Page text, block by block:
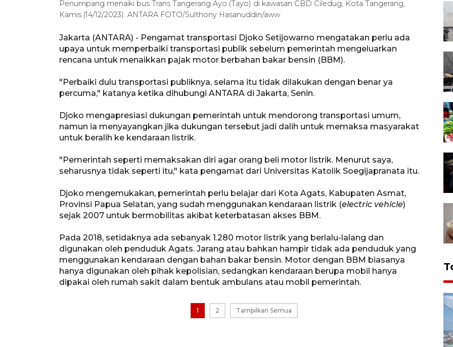
Penumpang menaiki bus Trans Tangerang Ayo (Tayo) di kawasan CBD Ciledug, Kota Tangerang,
Kamis (14/12/2023). ANTARA FOTO/Sulthony Hasanuddin/aww
Jakarta (ANTARA) - Pengamat transportasi Djoko Setijowarno mengatakan perlu ada
upaya untuk memperbaiki transportasi publik sebelum pemerintah mengeluarkan
rencana untuk menaikkan pajak motor berbahan bakar bensin (BBM).
"Perbaiki dulu transportasi publiknya, selama itu tidak dilakukan dengan benar ya
percuma," katanya ketika dihubungi ANTARA di Jakarta, Senin.
Djoko mengapresiasi dukungan pemerintah untuk mendorong transportasi umum,
namun ia menyayangkan jika dukungan tersebut jadi dalih untuk memaksa masyarakat
untuk beralih ke kendaraan listrik.
"Pemerintah seperti memaksakan diri agar orang beli motor listrik. Menurut saya,
seharusnya tidak seperti itu," kata pengamat dari Universitas Katolik Soegijapranata itu.
Djoko mengemukakan, pemerintah perlu belajar dari Kota Agats, Kabupaten Asmat,
Provinsi Papua Selatan, yang sudah menggunakan kendaraan listrik (electric vehicle)
sejak 2007 untuk bermobilitas akibat keterbatasan akses BBM.
Pada 2018, setidaknya ada sebanyak 1.280 motor listrik yang berlalu-lalang dan
digunakan oleh penduduk Agats. Jarang atau bahkan hampir tidak ada penduduk yang
menggunakan kendaraan dengan bahan bakar bensin. Motor dengan BBM biasanya
hanya digunakan oleh pihak kepolisian, sedangkan kendaraan berupa mobil hanya
dipakai oleh rumah sakit dalam bentuk ambulans atau mobil pemerintah.
1 2 Tampilkan Semua